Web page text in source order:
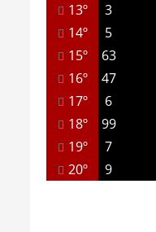
13º
3
14º
5
15º
63
16º
47
17º
6
18º
99
19º
7
20º
9